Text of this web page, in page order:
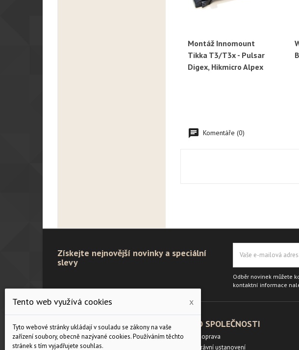
Rychlý náhled
Montáž Innomount
Tikka T3/T3x - Pulsar
Digex, Hikmicro Alpex
Komentáře (0)
Získejte nejnovější novinky a speciální
slevy
Odběr novinek můžete
kontaktní informace
PRODUKTY
Velikostní tabulka
Slevy
O SPOLEČNOSTI
Doprava
Právní ustanovení
Tento web využívá cookies x
Tyto webové stránky ukládají v souladu se zákony na vaše
zařízení soubory, obecně nazývané cookies. Používáním těchto
stránek s tím vyjadřujete souhlas.